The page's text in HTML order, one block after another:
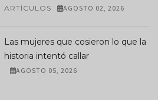
ARTÍCULOS AGOSTO 02, 2026
Las mujeres que cosieron lo que la
historia intentó callar
AGOSTO 05, 2026